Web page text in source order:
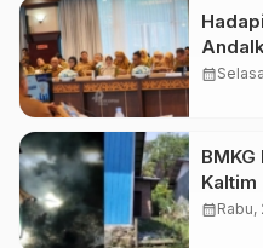
calendar_month
Kaltim
calendar_monthRabu,